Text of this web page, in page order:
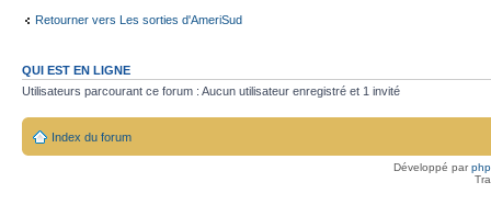
Retourner vers Les sorties d'AmeriSud
QUI EST EN LIGNE
Utilisateurs parcourant ce forum : Aucun utilisateur enregistré et 1 invité
Index du forum
Développé par